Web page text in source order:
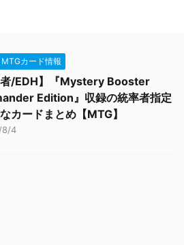
MTGカード情報
者/EDH】『Mystery Booster
Edition』収録の統率者指定
カードまとめ【MTG】
8/4